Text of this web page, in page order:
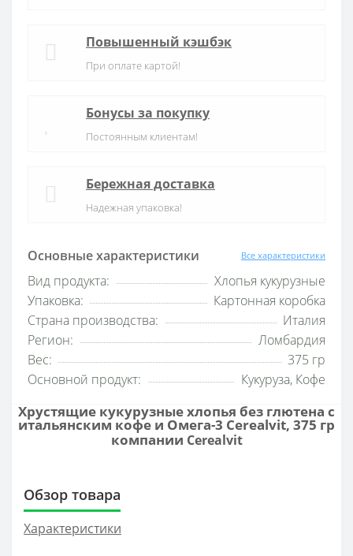
Основные характеристики Все характеристики
Вид продукта:
Хлопья кукурузные
Упаковка:
Картонная коробка
Страна производства:
Италия
Регион:
Ломбардия
Вес:
375 гр
Основной продукт:
Кукуруза, Кофе
Повышенный кэшбэк
При оплате картой!
Бонусы за покупку
Постоянным клиентам!
Бережная доставка
Надежная упаковка!
Хрустящие кукурузные хлопья без глютена с
итальянским кофе и Омега-3 Cerealvit, 375 гр
компании Cerealvit
Обзор товара
Характеристики